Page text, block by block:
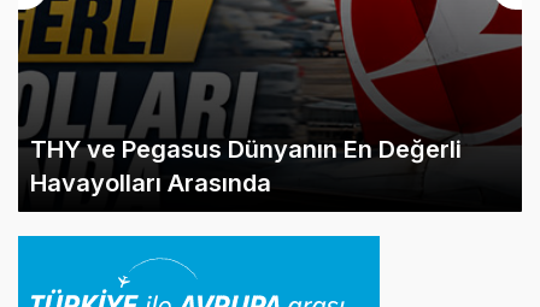
THY ve Pegasus Dünyanın En Değerli
Havayolları Arasında